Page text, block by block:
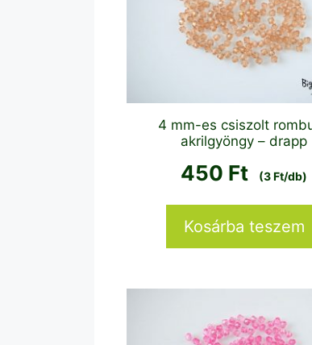
4 mm-es csiszolt
akrilgyöngy – drapp
450 Ft (3 Ft/db)
Kosárba teszem